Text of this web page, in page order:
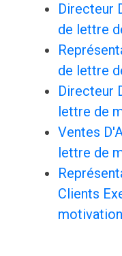
Directeur
de lettre
de lettre
Directeur
lettre de
Ventes
lettre de
Clients
motivation